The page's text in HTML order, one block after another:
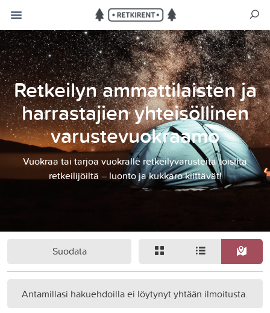
Retkeilyn ammattilaisten ja
harrastajien yhteisöllinen
varustevuokraamo
Vuokraa tai tarjoa vuokralle retkeilyvarusteita toisilta
retkeilijöiltä – luonto ja kukkaro kiittävät!
Suodata
Antamillasi hakuehdoilla ei löytynyt yhtään ilmoitusta.